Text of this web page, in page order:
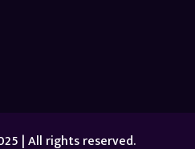
| All rights reserved.